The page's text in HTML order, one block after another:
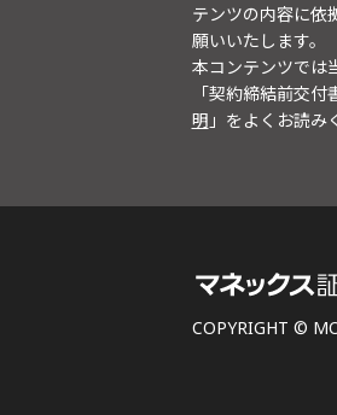
テンツの内容に依
願いいたします。
本コンテンツでは
「契約締結前交
明 」をよくお読み
COPYRIGHT ©